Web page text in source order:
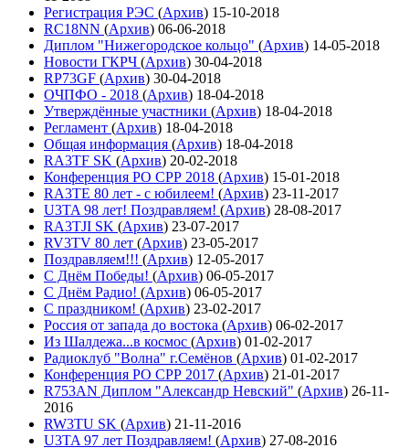
Регистрация РЭС (Архив) 15-10-2018
RC18NN (Архив) 06-06-2018
Диплом "Нижегородское кольцо" (Архив) 14-05-2018
Новости ГКРЧ (Архив) 30-04-2018
RP73GF (Архив) 30-04-2018
ОЧПФО - 2018 (Архив) 18-04-2018
Утверждённые участники (Архив) 18-04-2018
Регламент (Архив) 18-04-2018
Общая информация (Архив) 18-04-2018
RA3TF SK (Архив) 20-02-2018
Конференция РО СРР 2018 (Архив) 15-01-2018
RA3TE 80 лет - с юбилеем! (Архив) 23-11-2017
U3TA 98 лет! Поздравляем! (Архив) 28-08-2017
RA3TJI SK (Архив) 23-07-2017
RV3TV 80 лет (Архив) 23-05-2017
Поздравляем!!! (Архив) 12-05-2017
С Днём Победы! (Архив) 06-05-2017
С Днём Радио! (Архив) 06-05-2017
С праздником! (Архив) 23-02-2017
Россия от запада до востока (Архив) 06-02-2017
Из Шалдежа...в космос (Архив) 01-02-2017
Радиоклуб "Волна" г.Семёнов (Архив) 01-02-2017
Конференция РО СРР 2017 (Архив) 21-01-2017
R753AN Диплом "Александр Невский" (Архив) 26-11-
2016
RW3TU SK (Архив) 21-11-2016
U3TA 97 лет Поздравляем! (Архив) 27-08-2016